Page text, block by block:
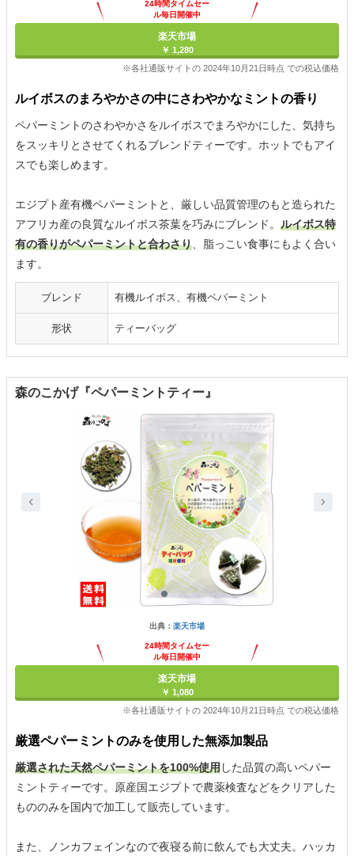
24時間タイムセー
ル毎日開催中
楽天市場
￥ 1,280
※各社通販サイトの 2024年10月21日時点 での税込価格
ルイボスのまろやかさの中にさわやかなミントの香り
ペパーミントのさわやかさをルイボスでまろやかにした、気持ち
をスッキリとさせてくれるブレンドティーです。ホットでもアイ
スでも楽しめます。
エジプト産有機ペパーミントと、厳しい品質管理のもと造られた
アフリカ産の良質なルイボス茶葉を巧みにブレンド。 ルイボス特
有の香りがペパーミントと合わさり 、脂っこい食事にもよく合い
ます。
ブレンド 有機ルイボス、有機ペパーミント
形状 ティーバッグ
森のこかげ『ペパーミントティー』
出典： 楽天市場
24時間タイムセー
ル毎日開催中
楽天市場
￥ 1,080
※各社通販サイトの 2024年10月21日時点 での税込価格
厳選ペパーミントのみを使用した無添加製品
厳選された天然ペパーミントを100%使用した品質の高いペパー
ミントティーです。原産国エジプトで農薬検査などをクリアした
もののみを国内で加工して販売しています。
また、ノンカフェインなので夜寝る前に飲んでも大丈夫。ハッカ